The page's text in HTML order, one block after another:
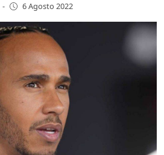
- 6 Agosto 2022